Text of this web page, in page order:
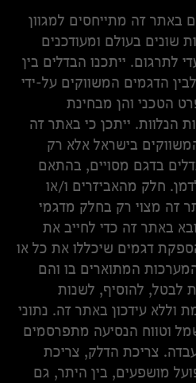
באתר זה מתייחסים למגוון
שונים בעולם ומעודכנים
לתרגום. ייתכנו הבדלים בין
הדגמים המשווקים על-ידי
הטכני והן מבחינת
הנלוות. ייתכן כי באתר זה
בישראל אלא רק
בדגם מסויים, בהתאם
חלק מהאביזרים ו/או
זה מצוי רק בחלק מדגמי
באתר זה כדי לחייב את
דגמים שיכללו את כל או
המתוארים בו והם
לבטל, להוסיף, לשנות
וללא עידכון באתר זה. נתוני
וטווח הנסיעה מתפרסמים
צריכת הדלק, צריכת
מושפעים, בין היתר, גם